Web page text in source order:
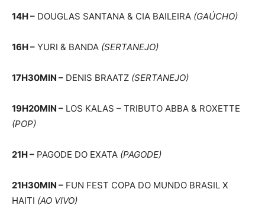
14H – DOUGLAS SANTANA & CIA BAILEIRA (GAÚCHO)
16H – YURI & BANDA (SERTANEJO)
17H30MIN – DENIS BRAATZ (SERTANEJO)
19H20MIN – LOS KALAS – TRIBUTO ABBA & ROXETTE
(POP)
21H – PAGODE DO EXATA (PAGODE)
21H30MIN – FUN FEST COPA DO MUNDO BRASIL X
HAITI (AO VIVO)